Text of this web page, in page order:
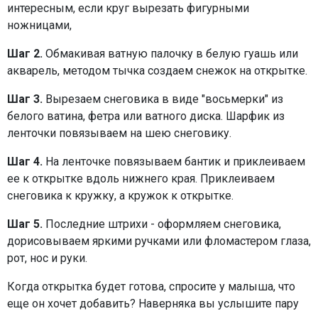
интересным, если круг вырезать фигурными
ножницами,
Шаг 2. Обмакивая ватную палочку в белую гуашь или
акварель, методом тычка создаем снежок на открытке.
Шаг 3. Вырезаем снеговика в виде "восьмерки" из
белого ватина, фетра или ватного диска. Шарфик из
ленточки повязываем на шею снеговику.
Шаг 4. На ленточке повязываем бантик и приклеиваем
ее к открытке вдоль нижнего края. Приклеиваем
снеговика к кружку, а кружок к открытке.
Шаг 5. Последние штрихи - оформляем снеговика,
дорисовываем яркими ручками или фломастером глаза,
рот, нос и руки.
Когда открытка будет готова, спросите у малыша, что
еще он хочет добавить? Наверняка вы услышите пару